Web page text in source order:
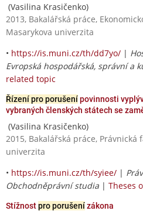
(Vasilina Krasičenko)
2013, Bakalářská práce,
Masarykova univerzita
• https://is.muni.cz/th/dd7yo/ |
Evropská hospodářská, správní a
related topic
Řízení pro porušenípovinnosti
vybraných členských státech se
(Vasilina Krasičenko)
2015, Bakalářská práce, Právnická
univerzita
• https://is.muni.cz/th/syiee/ |
Obchodněprávní studia | Theses
Stížnostpro porušenízákona